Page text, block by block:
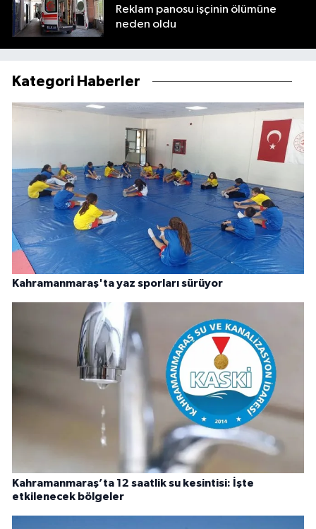
Reklam panosu işçinin ölümüne
neden oldu
Kategori Haberler
Kahramanmaraş'ta yaz sporları sürüyor
Kahramanmaraş’ta 12 saatlik su kesintisi: İşte
etkilenecek bölgeler